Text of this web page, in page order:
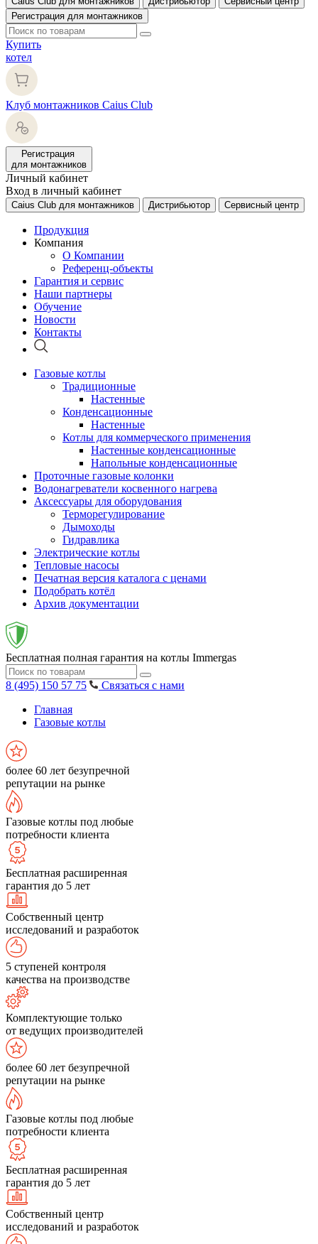
Регистрация для монтажников
Купить
котел
Клуб монтажников Caius Club
Регистрация
для монтажников
Личный кабинет
Вход в личный кабинет
Caius Club для монтажников Дистрибьютор Сервисный центр
Продукция
Компания
О Компании
Референц-объекты
Гарантия и сервис
Наши партнеры
Обучение
Новости
Контакты
Газовые котлы
Традиционные
Настенные
Конденсационные
Настенные
Котлы для коммерческого применения
Настенные конденсационные
Напольные конденсационные
Проточные газовые колонки
Водонагреватели косвенного нагрева
Аксессуары для оборудования
Терморегулирование
Дымоходы
Гидравлика
Электрические котлы
Тепловые насосы
Печатная версия каталога с ценами
Подобрать котёл
Архив документации
Бесплатная полная гарантия на котлы Immergas
8 (495) 150 57 75
Связаться с нами
Главная
Газовые котлы
более 60 лет безупречной
репутации на рынке
Газовые котлы под любые
потребности клиента
Бесплатная расширенная
гарантия до 5 лет
Собственный центр
исследований и разработок
5 ступеней контроля
качества на производстве
Комплектующие только
от ведущих производителей
более 60 лет безупречной
репутации на рынке
Газовые котлы под любые
потребности клиента
Бесплатная расширенная
гарантия до 5 лет
Собственный центр
исследований и разработок